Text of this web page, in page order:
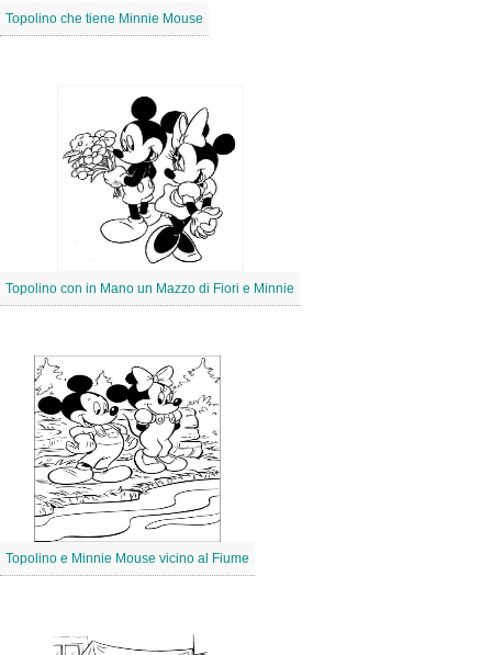
Topolino che tiene Minnie Mouse
Topolino con in Mano un Mazzo di Fiori e Minnie
Topolino e Minnie Mouse vicino al Fiume